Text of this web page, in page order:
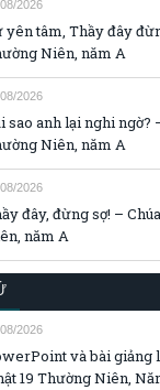
2026
yên tâm, Thầy đây
Niên, năm A
2026
sao anh lại nghi ngờ?
Niên, năm A
2026
đây, đừng sợ! –
năm A
2026
và bài giảng
19 Thường Niên,